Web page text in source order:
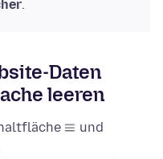
.
Daten
leeren
und